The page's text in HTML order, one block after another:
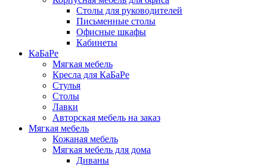
Столы для руководителей
Письменные столы
Офисные шкафы
Кабинеты
КаБаРе
Мягкая мебель
Кресла для КаБаРе
Стулья
Столы
Лавки
Авторская мебель на заказ
Мягкая мебель
Кожаная мебель
Мягкая мебель для дома
Диваны